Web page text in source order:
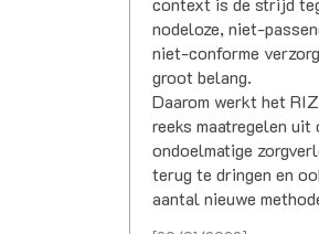
nodeloze, niet-
niet-conforme
groot belang.
Daarom werkt het
reeks maatregelen uit
ondoelmatige
terug te dringen en
aantal nieuwe